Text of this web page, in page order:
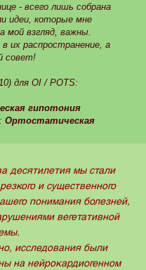
- всего лишь собрана
идеи, которые мне
мой взгляд, важны.
их распространение, а
совет!
для OI / POTS:
гипотония
Ортостатическая
десятилетия мы стали
и существенного
понимания болезней,
вегетативной
исследования были
на нейрокардиогенном